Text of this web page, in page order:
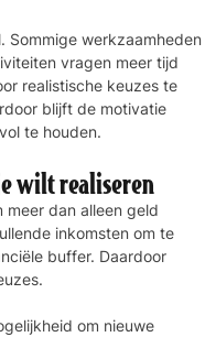
Sommige werkzaamheden
vragen meer tijd
realistische keuzes te
blijft de motivatie
te houden.
wilt realiseren
meer dan alleen geld
inkomsten om te
buffer. Daardoor
om nieuwe